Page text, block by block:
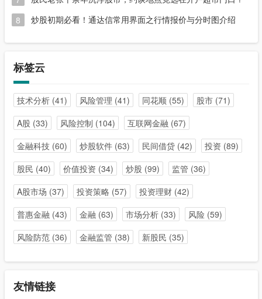
8
炒股初期必看！通达信常用界面之行情报价与分时图介绍
标签云
技术分析(41) 风险管理 (41) 同花顺(55) 股市(71)
A股 (33) 风险控制 (104) 互联网金融 (67)
金融科技(60) 炒股软件(63) 民间借贷(42) 投资 (89)
股民 (40) 价值投资 (34) 炒股 (99) 监管 (36)
A股市场 (37) 投资策略 (57) 投资理财(42)
普惠金融 (43) 金融 (63) 市场分析(33) 风险(59)
风险防范(36) 金融监管 (38) 新股民 (35)
友情链接